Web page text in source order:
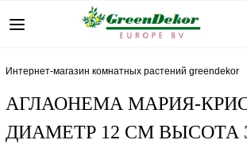
интернет-магазин комнатных растений greendekor
АГЛАОНЕМА МАРИЯ-
ДИАМЕТР 12 СМ ВЫСОТА